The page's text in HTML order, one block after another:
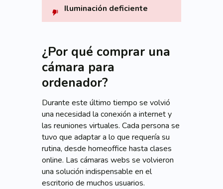
Iluminación deficiente
¿Por qué comprar una
cámara para
ordenador?
Durante este último tiempo se volvió
una necesidad la conexión a internet y
las reuniones virtuales. Cada persona se
tuvo que adaptar a lo que requería su
rutina, desde homeoffice hasta clases
online. Las cámaras webs se volvieron
una solución indispensable en el
escritorio de muchos usuarios.